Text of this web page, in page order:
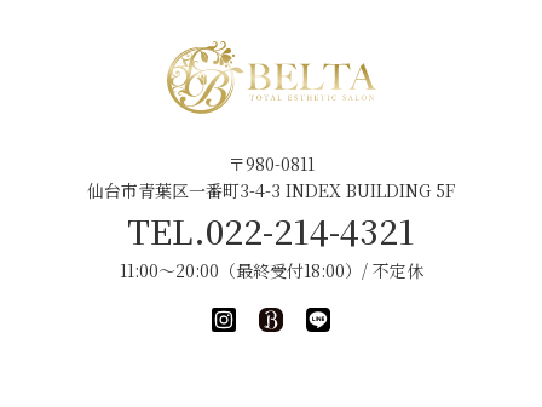
〒980-0811
仙台市青葉区一番町3-4-3 INDEX BUILDING 5F
TEL.022-214-4321
11:00～20:00（最終受付18:00）/ 不定休